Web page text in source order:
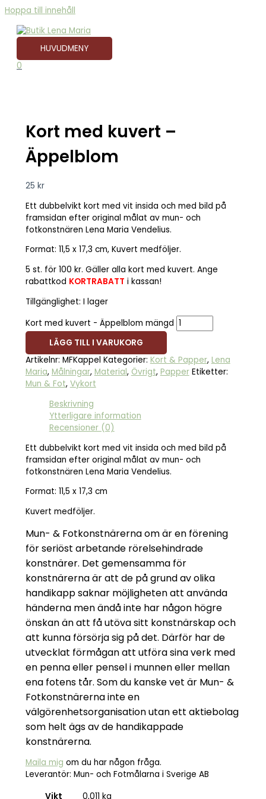
Hoppa till innehåll
HUVUDMENY
0
Kort med kuvert –
Äppelblom
25 kr
Ett dubbelvikt kort med vit insida och med bild på
framsidan efter original målat av mun- och
fotkonstnären Lena Maria Vendelius.
Format: 11,5 x 17,3 cm, Kuvert medföljer.
5 st. för 100 kr. Gäller alla kort med kuvert. Ange
rabattkod KORTRABATT i kassan!
Tillgänglighet: I lager
Kort med kuvert - Äppelblom mängd
LÄGG TILL I VARUKORG
Artikelnr: MFKappel Kategorier: Kort & Papper, Lena
Maria, Målningar, Material, Övrigt, Papper Etiketter:
Mun & Fot, Vykort
Beskrivning
Ytterligare information
Recensioner (0)
Ett dubbelvikt kort med vit insida och med bild på
framsidan efter original målat av mun- och
fotkonstnären Lena Maria Vendelius.
Format: 11,5 x 17,3 cm
Kuvert medföljer.
Mun- & Fotkonstnärerna om är en förening
för seriöst arbetande rörelsehindrade
konstnärer. Det gemensamma för
konstnärerna är att de på grund av olika
handikapp saknar möjligheten att använda
händerna men ändå inte har någon högre
önskan än att få utöva sitt konstnärskap och
att kunna försörja sig på det. Därför har de
utvecklat förmågan att utföra sina verk med
en penna eller pensel i munnen eller mellan
ena fotens tår. Som du kanske vet är Mun- &
Fotkonstnärerna inte en
välgörenhetsorganisation utan ett aktiebolag
som helt ägs av de handikappade
konstnärerna.
Maila mig om du har någon fråga.
Leverantör: Mun- och Fotmålarna i Sverige AB
Vikt
0,011 kg